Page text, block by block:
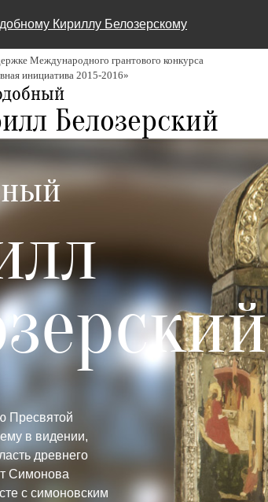
Кириллу Белозерскому
Международного грантового конкурса
инициатива 2015-2016»
Белозерский
Пресвятой
в видении,
древнего
Симонова
с симоновским